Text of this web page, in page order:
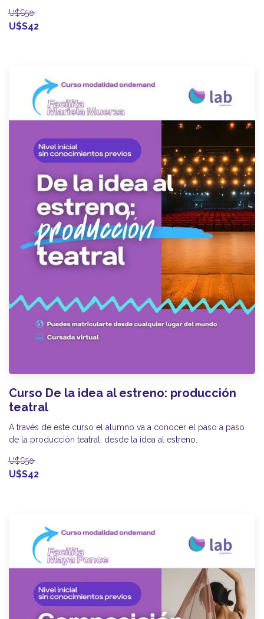
U$S50
U$S42
Curso De la idea al estreno: producción
teatral
A través de este curso el alumno va a conocer el paso a paso
de la producción teatral: desde la idea al estreno.
U$S50
U$S42